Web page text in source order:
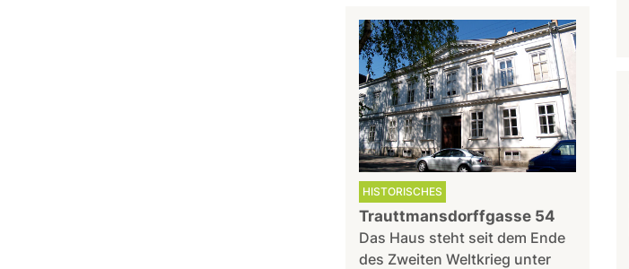
HISTORISCHES
Trauttmansdorffgasse 54
Das Haus steht seit dem Ende
des Zweiten Weltkrieg unter